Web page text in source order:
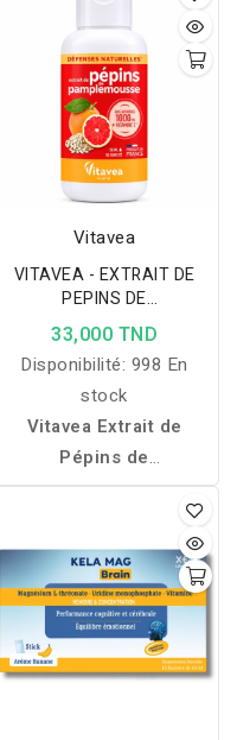
Vitavea
VITAVEA - EXTRAIT DE
PEPINS DE
PAMPLEMOUSSE 50ML
33,000 TND
Disponibilité: 998 En
stock
Vitavea Extrait de
Pépins de
Pamplemousse 50 ml
pamplemousse et
vitamine C pour soutenir
les défenses
immunitaires et protéger
les cellules du stress